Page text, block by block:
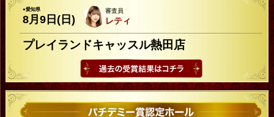
●愛知県
8月9日(日)
審査員
レティ
プレイランドキャッスル熱田店